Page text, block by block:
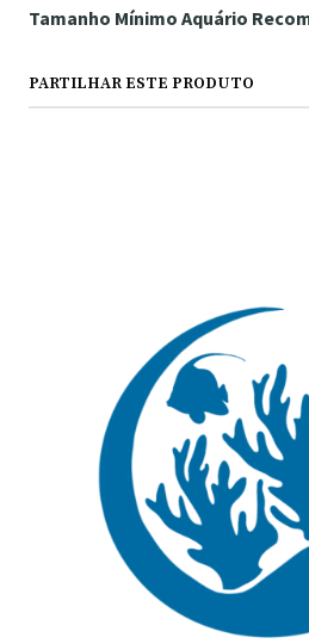
Tamanho Mínimo Aquário
PARTILHAR ESTE PRODUTO